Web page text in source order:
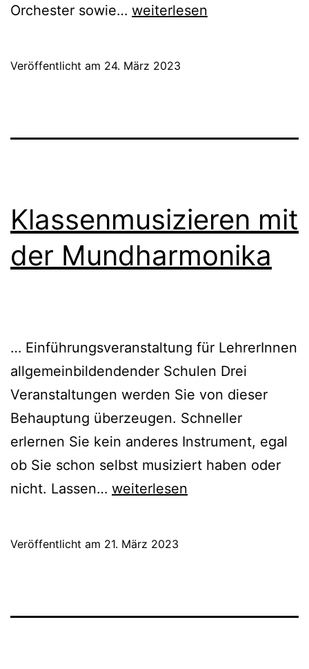
Orchester sowie… 17.
weiterlesen
Veröffentlicht am 24. März 2023
Klassenmusizieren mit
der Mundharmonika
… Einführungsveranstaltung für LehrerInnen
allgemeinbildendender Schulen Drei
Veranstaltungen werden Sie von dieser
Behauptung überzeugen. Schneller
erlernen Sie kein anderes Instrument, egal
ob Sie schon selbst musiziert haben oder
nicht. Lassen… Klassenmusizieren
weiterlesen
Veröffentlicht am 21. März 2023